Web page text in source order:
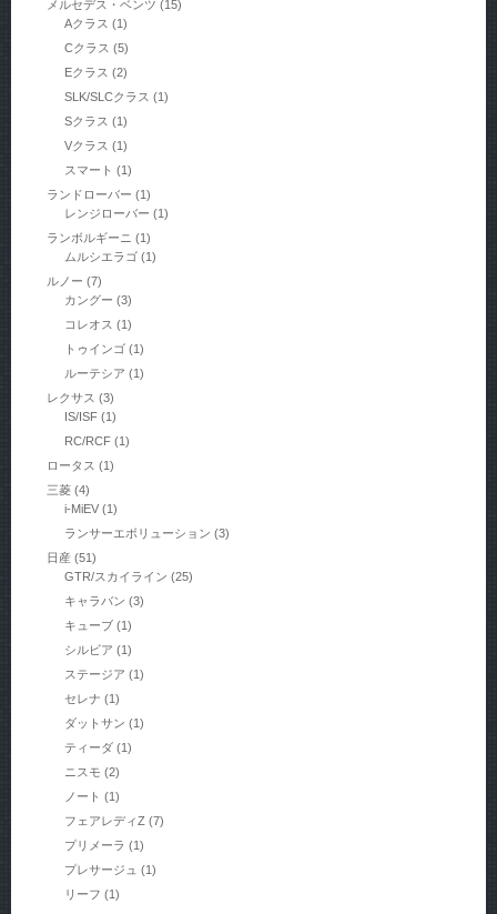
メルセデス・ベンツ (15)
Aクラス (1)
Cクラス (5)
Eクラス (2)
SLK/SLCクラス (1)
Sクラス (1)
Vクラス (1)
スマート (1)
ランドローバー (1)
レンジローバー (1)
ランボルギーニ (1)
ムルシエラゴ (1)
ルノー (7)
カングー (3)
コレオス (1)
トゥインゴ (1)
ルーテシア (1)
レクサス (3)
IS/ISF (1)
RC/RCF (1)
ロータス (1)
三菱(4)
i-MiEV (1)
ランサーエボリューション (3)
日産 (51)
GTR/スカイライン (25)
キャラバン (3)
キューブ (1)
シルビア (1)
ステージア (1)
セレナ (1)
ダットサン (1)
ティーダ (1)
ニスモ (2)
ノート (1)
フェアレディZ (7)
プリメーラ (1)
プレサージュ (1)
リーフ (1)